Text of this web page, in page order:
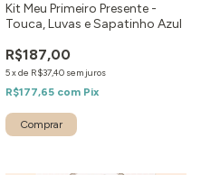
Kit Meu Primeiro Presente -
Touca, Luvas e Sapatinho Azul
R$187,00
5xde R$37,40 sem juros
R$177,65 com Pix
Comprar